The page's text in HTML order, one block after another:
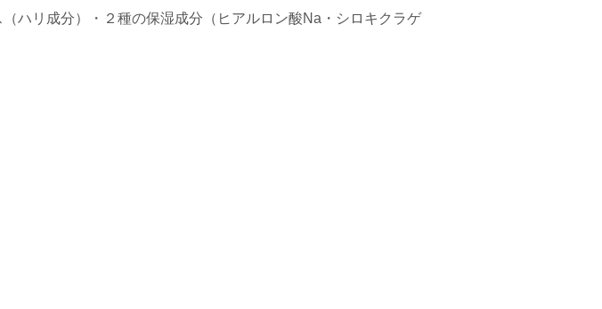
ハリ成分）・２種の保湿成分（ヒアルロン酸Na・シロキクラゲ